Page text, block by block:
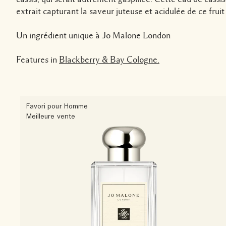
extrait capturant la saveur juteuse et acidulée de ce fruit
Un ingrédient unique à Jo Malone London
Features in Blackberry & Bay Cologne.
Favori pour Homme
Meilleure vente